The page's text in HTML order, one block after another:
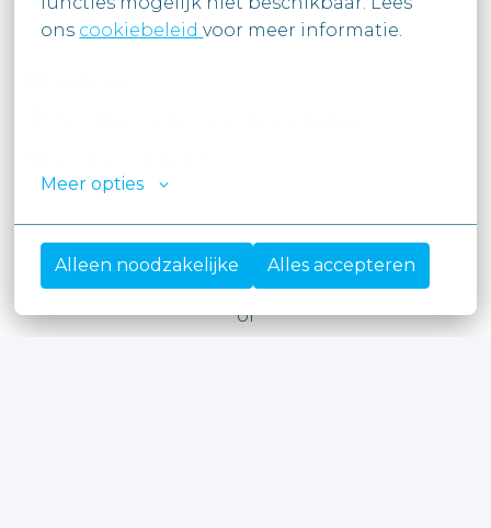
ons cookiebeleid voor meer informatie.
Meer opties
Alleen noodzakelijke Alles accepteren
Solliciteren
of